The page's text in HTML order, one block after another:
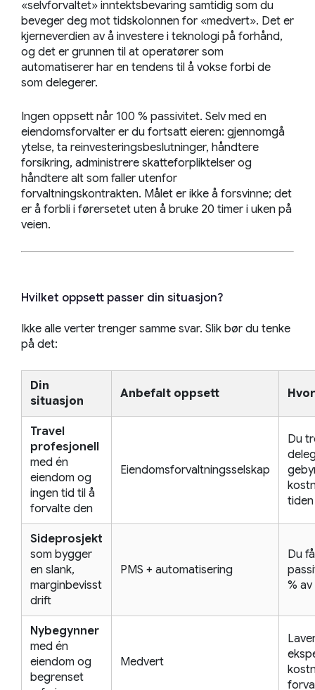
«selvforvaltet» inntektsbevaring samtidig som du
beveger deg mot tidskolonnen for «medvert». Det er
kjerneverdien av å investere i teknologi på forhånd,
og det er grunnen til at operatører som
automatiserer har en tendens til å vokse forbi de
som delegerer.
Ingen oppsett når 100 % passivitet. Selv med en
eiendomsforvalter er du fortsatt eieren: gjennomgå
ytelse, ta reinvesteringsbeslutninger, håndtere
forsikring, administrere skatteforpliktelser og
håndtere alt som faller utenfor
forvaltningskontrakten. Målet er ikke å forsvinne; det
er å forbli i førersetet uten å bruke 20 timer i uken på
veien.
Hvilket oppsett passer din situasjon?
Ikke alle verter trenger samme svar. Slik bør du tenke
på det:
Din
situasjon
Anbefalt oppsett
Travel
profesjonell
med én
eiendom og
ingen tid til å
forvalte den
Eiendomsforvaltningsselskap
Du
Sideprosjekt
som bygger
en slank,
marginbevisst
drift
PMS + automatisering
Du
%
Nybegynner
med én
eiendom og
begrenset
Medvert